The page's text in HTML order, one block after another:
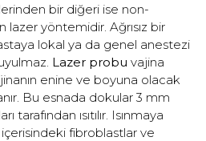
bir diğeri ise non-
lazer yöntemidir. Ağrısız bir
lokal ya da genel anestezi
Lazer probu vajina
enine ve boyuna olacak
Bu esnada dokular 3 mm
tarafından ısıtılır. Isınmaya
fibroblastlar ve